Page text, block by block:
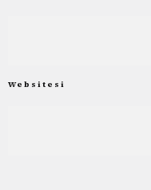
Websitesi